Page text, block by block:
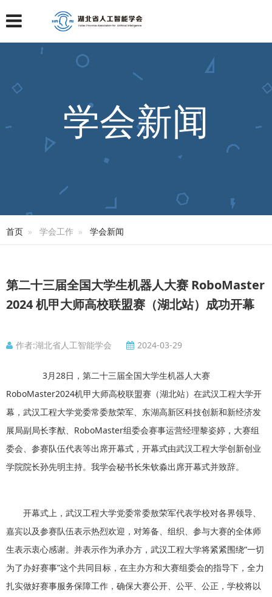
学会新闻
首页 学会工作 学会新闻
第二十三届全国大学生机器人大赛 RoboMaster
2024 机甲大师高校联盟赛（湖北站）成功开幕
作者:湖北省人工智能学会 2024-03-29
3月28日，第二十三届全国大学生机器人大赛
RoboMaster2024机甲大师高校联盟赛（湖北站）在武汉工程大学开
幕，武汉工程大学党委常委敖荣军、东湖高新区科技创新和新经济发
展局副局长李猷、RoboMaster组委会赛事运营经理黎姿婷，大赛组
委会、参赛队伍代表等出席开幕式，开幕式由武汉工程大学创新创业
学院院长孙先明主持。我学会秘书长朱钦淼出席开幕式并致辞。
开幕式上，武汉工程大学党委常委敖荣军代表学校对各界领导、
嘉宾以及参赛队伍表示热烈欢迎，对筹备、组织、参与大赛的全体师
生表示衷心感谢。并表示作为承办方，武汉工程大学将紧紧围绕“一切
为了办好赛事”这个共同目标，在主办方和大赛组委会的指导下，全力
扎实做好赛事服务保障工作，确保大赛公开、公平、公正，学校将以